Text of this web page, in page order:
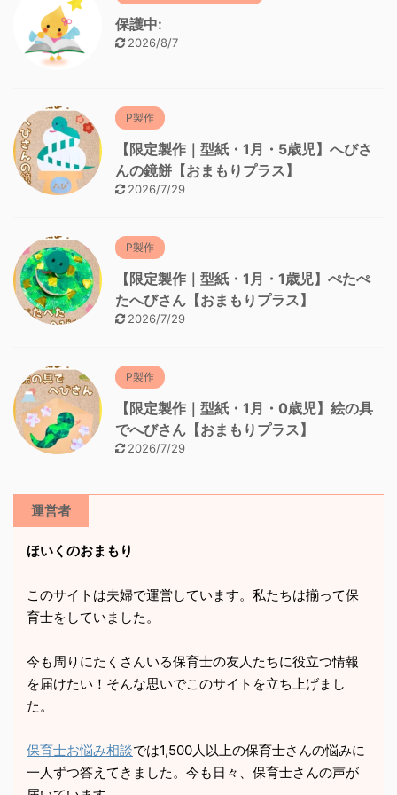
保護中:
2026/8/7
P製作
【限定製作｜型紙・1月・5歳児】へびさ
んの鏡餅【おまもりプラス】
2026/7/29
P製作
【限定製作｜型紙・1月・1歳児】ぺたぺ
たへびさん【おまもりプラス】
2026/7/29
P製作
【限定製作｜型紙・1月・0歳児】絵の具
でへびさん【おまもりプラス】
2026/7/29
運営者
ほいくのおまもり
このサイトは夫婦で運営しています。私たちは揃って保
育士をしていました。
今も周りにたくさんいる保育士の友人たちに役立つ情報
を届けたい！そんな思いでこのサイトを立ち上げまし
た。
保育士お悩み相談では1,500人以上の保育士さんの悩みに
一人ずつ答えてきました。今も日々、保育士さんの声が